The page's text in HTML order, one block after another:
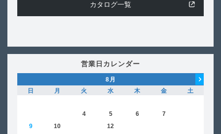
カタログ一覧
営業日カレンダー
8月
日
月 火 水 木 金
土
4 5 6 7
9
10 12